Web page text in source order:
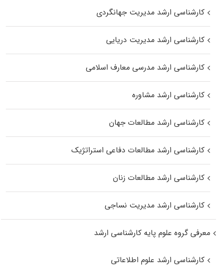
کارشناسی ارشد مدیریت جهانگردی
کارشناسی ارشد مدیریت دریایی
کارشناسی ارشد مدرسی معارف اسلامی
کارشناسی ارشد مشاوره
کارشناسی ارشد مطالعات جهان
کارشناسی ارشد مطالعات دفاعی استراتژیک
کارشناسی ارشد مطالعات زنان
کارشناسی ارشد مدیریت نساجی
معرفی گروه علوم پایه کارشناسی ارشد
کارشناسی ارشد علوم اطلاعاتی